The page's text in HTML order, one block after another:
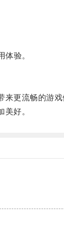
验。
更流畅的游戏
好。